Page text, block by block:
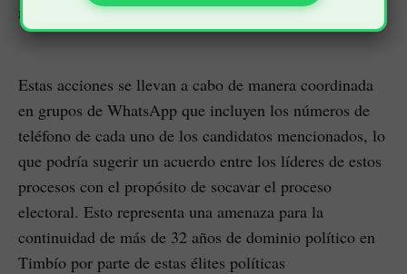
misma acción.
Estas acciones se llevan a cabo de manera coordinada
en grupos de WhatsApp que incluyen los números de
teléfono de cada uno de los candidatos mencionados, lo
que podría sugerir un acuerdo entre los líderes de estos
procesos con el propósito de socavar el proceso
electoral. Esto representa una amenaza para la
continuidad de más de 32 años de dominio político en
Timbío por parte de estas élites políticas